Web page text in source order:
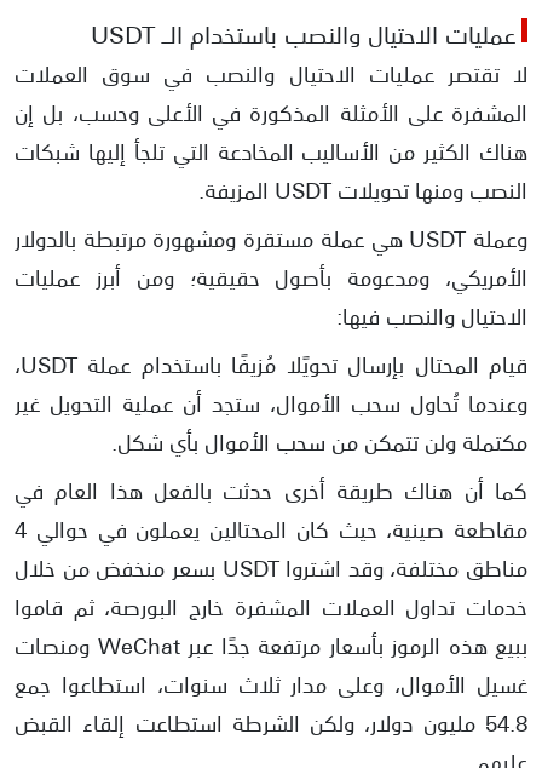
عمليات الاحتيال والنصب باستخدام الــ USDT
لا تقتصر عمليات الاحتيال والنصب في سوق العملات
المشفرة على الأمثلة المذكورة في الأعلى وحسب، بل إن
هناك الكثير من الأساليب المخادعة التي تلجأ إليها شبكات
النصب ومنها تحويلات USDT المزيفة.
وعملة USDT هي عملة مستقرة ومشهورة مرتبطة بالدولار
الأمريكي، ومدعومة بأصول حقيقية؛ ومن أبرز عمليات
الاحتيال والنصب فيها:
قيام المحتال بإرسال تحويًلا مُزيفًا باستخدام عملة USDT،
وعندما تُحاول سحب الأموال، ستجد أن عملية التحويل غير
مكتملة ولن تتمكن من سحب الأموال بأي شكل.
كما أن هناك طريقة أخرى حدثت بالفعل هذا العام في
مقاطعة صينية، حيث كان المحتالين يعملون في حوالي 4
مناطق مختلفة، وقد اشتروا USDT بسعر منخفض من خلال
خدمات تداول العملات المشفرة خارج البورصة، ثم قاموا
ببيع هذه الرموز بأسعار مرتفعة جدًا عبر WeChat ومنصات
غسيل الأموال، وعلى مدار ثلاث سنوات، استطاعوا جمع
54.8 مليون دولار، ولكن الشرطة استطاعت إلقاء القبض